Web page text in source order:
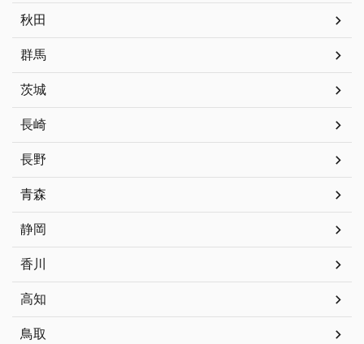
秋田
群馬
茨城
長崎
長野
青森
静岡
香川
高知
鳥取